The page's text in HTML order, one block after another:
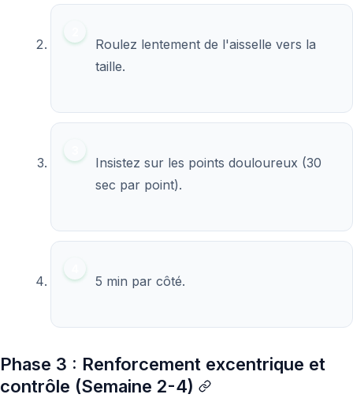
Roulez lentement de l'aisselle vers la
taille.
Insistez sur les points douloureux (30
sec par point).
5 min par côté.
Phase 3 : Renforcement excentrique et
contrôle (Semaine 2-4)